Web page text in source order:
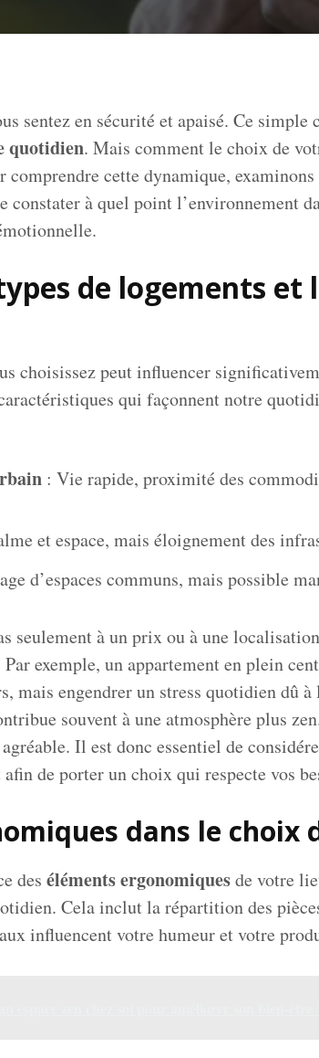
sentez en sécurité et apaisé. Ce simple
quotidien. Mais comment le choix de
cette dynamique,
constater à quel point l’environnement
de logements et
choisissez peut influencer
qui façonnent notre
: Vie rapide, proximité des
et espace, mais éloignement des
d’espaces communs, mais possible
seulement à un prix ou à une
exemple, un appartement en plein
mais engendrer un stress quotidien dû
souvent à une atmosphère plus
Il est donc essentiel de
de porter un choix qui respecte vos
dans le choix
des éléments ergonomiquesde votre
Cela inclut la répartition des
influencent votre humeur et votre